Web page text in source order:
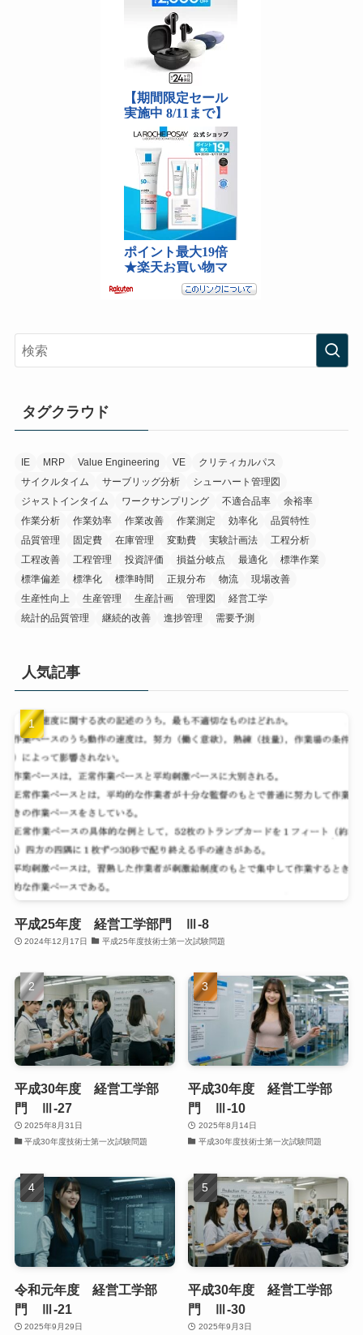
タグクラウド
IE MRP Value Engineering VE
クリティカルパス
サイクルタイム
サーブリッグ分析
シューハート管理図
ジャストインタイム
ワークサンプリング 不適合品率
余裕率
作業分析
作業効率 作業改善 作業測定 効率化
品質特性
品質管理
固定費 在庫管理 変動費 実験計画法
工程分析
工程改善
工程管理 投資評価 損益分岐点 最適化
標準作業
標準偏差
標準化 標準時間 正規分布 物流
現場改善
生産性向上
生産管理 生産計画 管理図
経営工学
統計的品質管理
継続的改善 進捗管理 需要予測
人気記事
平成25年度 経営工学部門 Ⅲ-8
2024年12月17日 平成25年度技術士第一次試験問題
平成30年度 経営工学部
門 Ⅲ-27
2025年8月31日
平成30年度技術士第一次試験問題
平成30年度 経営工学部
門 Ⅲ-10
2025年8月14日
平成30年度技術士第一次試験問題
令和元年度 経営工学部
門 Ⅲ-21
2025年9月29日
平成30年度 経営工学部
門 Ⅲ-30
2025年9月3日